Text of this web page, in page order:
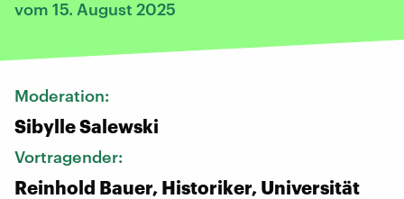
vom 15. August 2025
Moderation:
Sibylle Salewski
Vortragender:
Reinhold Bauer, Historiker, Universität